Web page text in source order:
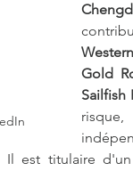
Gold
Sailfish
Il est titulaire